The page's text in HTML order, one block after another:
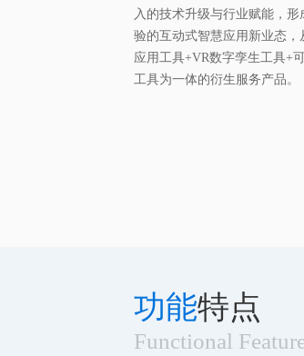
入的技术升级与行业赋能，
验的互动式智慧应用新业态，
应用工具+VR数字孪生工具+
工具为一体的衍生服务产品。
功能特点
Functional